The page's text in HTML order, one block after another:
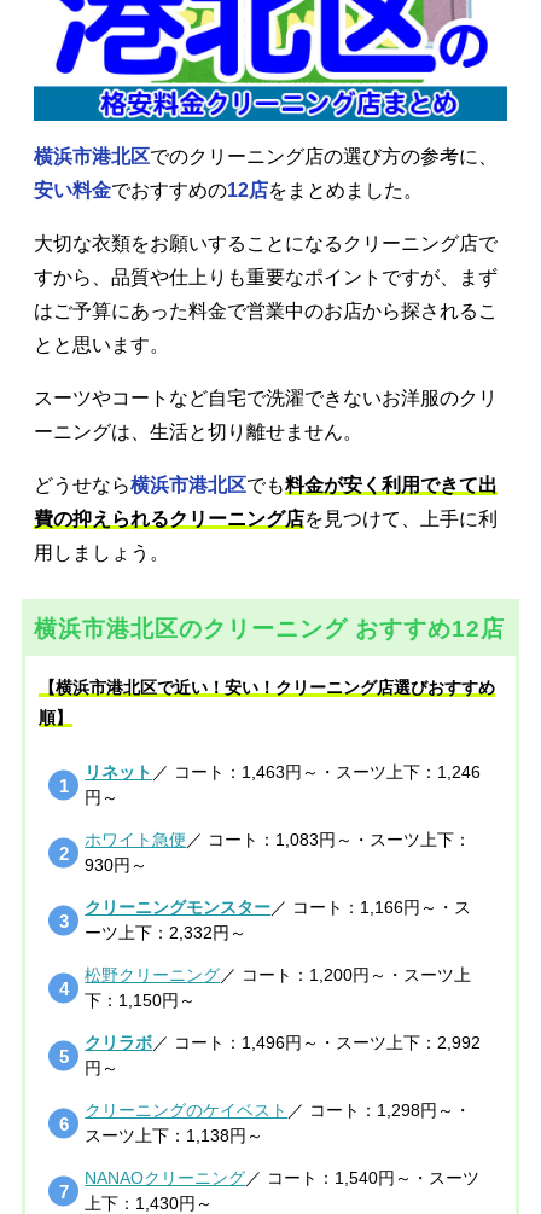
横浜市港北区でのクリーニング店の選び方の参考に、
安い料金でおすすめの12店をまとめました。
大切な衣類をお願いすることになるクリーニング店で
すから、品質や仕上りも重要なポイントですが、まず
はご予算にあった料金で営業中のお店から探されるこ
とと思います。
スーツやコートなど自宅で洗濯できないお洋服のクリ
ーニングは、生活と切り離せません。
どうせなら横浜市港北区でも料金が安く利用できて出
費の抑えられるクリーニング店を見つけて、上手に利
用しましょう。
横浜市港北区のクリーニング おすすめ12店
【横浜市港北区で近い！安い！クリーニング店選びおすすめ
順】
リネット ／ コート：1,463円～・スーツ上下：1,246
円～
ホワイト急便 ／ コート：1,083円～・スーツ上下：
930円～
クリーニングモンスター／ コート：1,166円～・ス
ーツ上下：2,332円～
松野クリーニング／ コート：1,200円～・スーツ上
下：1,150円～
クリラボ／ コート：1,496円～・スーツ上下：2,992
円～
クリーニングのケイベスト ／ コート：1,298円～・
スーツ上下：1,138円～
NANAOクリーニング／ コート：1,540円～・スーツ
上下：1,430円～